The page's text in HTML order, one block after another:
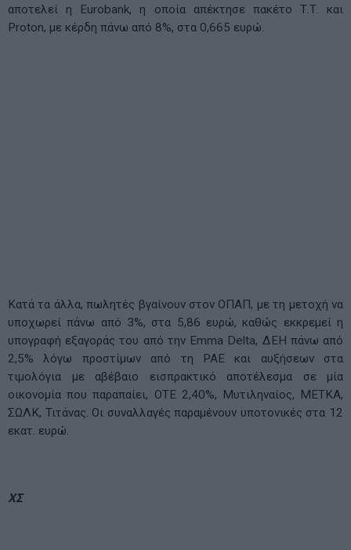
αποτελεί η Eurobank, η οποία απέκτησε πακέτο Τ.Τ. και
Proton, με κέρδη πάνω από 8%, στα 0,665 ευρώ.
Κατά τα άλλα, πωλητές βγαίνουν στον ΟΠΑΠ, με τη μετοχή να
υποχωρεί πάνω από 3%, στα 5,86 ευρώ, καθώς εκκρεμεί η
υπογραφή εξαγοράς του από την Emma Delta, ΔEH πάνω από
2,5% λόγω προστίμων από τη ΡΑΕ και αυξήσεων στα
τιμολόγια με αβέβαιο εισπρακτικό αποτέλεσμα σε μία
οικονομία που παραπαίει, ΟΤΕ 2,40%, Μυτιληναίος, ΜΕΤΚΑ,
ΣΩΛΚ, Τιτάνας. Οι συναλλαγές παραμένουν υποτονικές στα 12
εκατ. ευρώ.
ΧΣ